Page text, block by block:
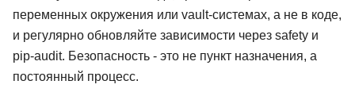
переменных окружения или vault-системах, а не в коде,
и регулярно обновляйте зависимости через safety и
pip-audit. Безопасность - это не пункт назначения, а
постоянный процесс.